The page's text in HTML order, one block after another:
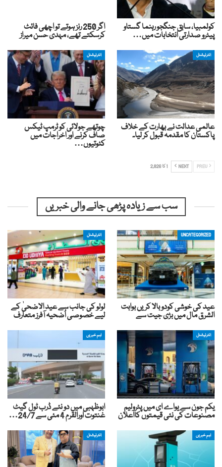
کولمبیا، سابق جنگجو رہنما گستاو
پیٹرو صدارتی انتخابات میں…
اگر 250 رنز ہوتے تو اچھی فائٹ
کرسکتے تھے، مہدی حسن میراز
انٹرنیشنل
عالمی عدالت نے بھارت کے خلاف
پاکستان کا مقدمہ قبول کر لیا۔
انٹرنیشنل
چوتھے جولائی کو ٹرمپ ٹیکس
صاف کرنے اور اخراجات میں
کٹوتیوں…
NEXT 1 کا 2,826
سب سے زیادہ پڑھی جانے والی خبریں
UNCATEGORIZED
عید کی خوشی کودوبالا کریں بوابت
الشرق مال میں بڑی جیت سے
انٹرنیشنل
لولو کی جانب سے عید الاضحیٰ کے
لیے خصوصی اُضحیہ آفرز متعارف
انٹرنیشنل
یکم جون سے یواے ای میں پٹرولیم
مصنوعات کی نئی قیمتوں کااعلان
اہم خبریں
ابوظہبی میں دو نئے ڈرب ٹول گیٹ
غنتوت اورالقرم 4 مئی سے 24/7…
اہم خبریں انٹرنیشنل